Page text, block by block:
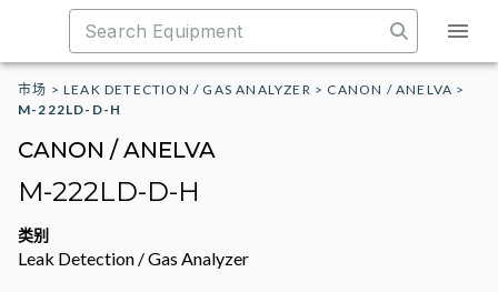
市场 >LEAK DETECTION / GAS ANALYZER > CANON / ANELVA >
M-222LD-D-H
CANON / ANELVA
M-222LD-D-H
类别
Leak Detection / Gas Analyzer